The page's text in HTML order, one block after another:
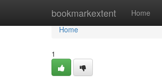
bookmarkextent Home
Home
Home
1